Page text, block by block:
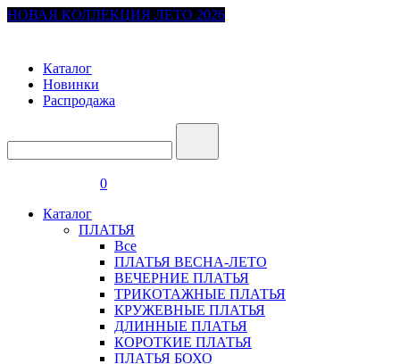
НОВАЯ КОЛЛЕКЦИЯ ЛЕТО 2026
Каталог
Новинки
Распродажа
0
Каталог
ПЛАТЬЯ
Все
ПЛАТЬЯ ВЕСНА-ЛЕТО
ВЕЧЕРНИЕ ПЛАТЬЯ
ТРИКОТАЖНЫЕ ПЛАТЬЯ
КРУЖЕВНЫЕ ПЛАТЬЯ
ДЛИННЫЕ ПЛАТЬЯ
КОРОТКИЕ ПЛАТЬЯ
ПЛАТЬЯ БОХО